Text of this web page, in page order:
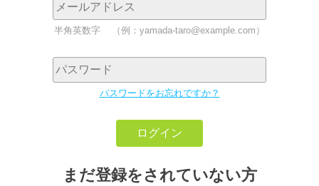
半角英数字 （例：yamada-taro@example.com）
パスワードをお忘れですか？
まだ登録をされていない方